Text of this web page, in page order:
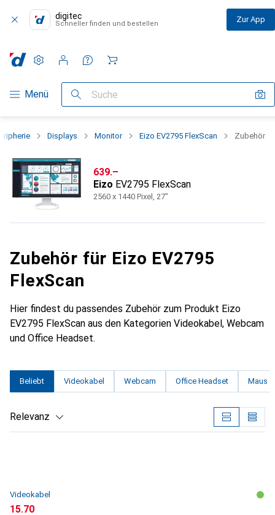
digitec
Schneller finden und bestellen Zur App
Navigation nach Kategorien
Menü Suche
Einstellungen
Kundenkonto
Vergleichslisten
Merklisten
Warenkorb
Displays Monitor Eizo EV2795 FlexScan Zubehör
CHF
639.–
Eizo EV2795 FlexScan
2560 x 1440 Pixel, 27"
Zubehör für Eizo EV2795
FlexScan
Hier findest du passendes Zubehör zum Produkt Eizo
EV2795 FlexScan aus den Kategorien Videokabel, Webcam
und Office Headset.
Beliebt Videokabel Webcam Office Headset Maus
Relevanz
Videokabel
CHF
15.70